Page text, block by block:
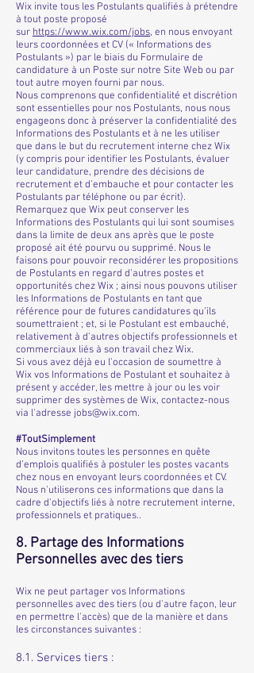
Wix invite tous les Postulants qualifiés à prétendre
à tout poste proposé
sur https://www.wix.com/jobs, en nous envoyant
leurs coordonnées et CV (« Informations des
Postulants ») par le biais du Formulaire de
candidature à un Poste sur notre Site Web ou par
tout autre moyen fourni par nous.
Nous comprenons que confidentialité et discrétion
sont essentielles pour nos Postulants, nous nous
engageons donc à préserver la confidentialité des
Informations des Postulants et à ne les utiliser
que dans le but du recrutement interne chez Wix
(y compris pour identifier les Postulants, évaluer
leur candidature, prendre des décisions de
recrutement et d’embauche et pour contacter les
Postulants par téléphone ou par écrit).
Remarquez que Wix peut conserver les
Informations des Postulants qui lui sont soumises
dans la limite de deux ans après que le poste
proposé ait été pourvu ou supprimé. Nous le
faisons pour pouvoir reconsidérer les propositions
de Postulants en regard d'autres postes et
opportunités chez Wix ; ainsi nous pouvons utiliser
les Informations de Postulants en tant que
référence pour de futures candidatures qu’ils
soumettraient ; et, si le Postulant est embauché,
relativement à d’autres objectifs professionnels et
commerciaux liés à son travail chez Wix.
Si vous avez déjà eu l'occasion de soumettre à
Wix vos Informations de Postulant et souhaitez à
présent y accéder, les mettre à jour ou les voir
supprimer des systèmes de Wix, contactez-nous
via l'adresse jobs@wix.com.
#ToutSimplement
Nous invitons toutes les personnes en quête
d’emplois qualifiés à postuler les postes vacants
chez nous en envoyant leurs coordonnées et CV.
Nous n'utiliserons ces informations que dans la
cadre d'objectifs liés à notre recrutement interne,
professionnels et pratiques..
8. Partage des Informations
Personnelles avec des tiers
Wix ne peut partager vos Informations
personnelles avec des tiers (ou d'autre façon, leur
en permettre l'accès) que de la manière et dans
les circonstances suivantes :
8.1. Services tiers :